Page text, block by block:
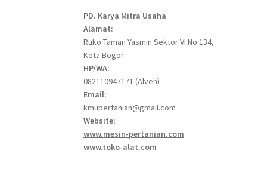
PD. Karya Mitra Usaha
Alamat:
Ruko Taman Yasmin Sektor VI No 134,
Kota Bogor
HP/WA:
082110947171 (Alven)
Email:
kmupertanian@gmail.com
Website:
www.mesin-pertanian.com
www.toko-alat.com